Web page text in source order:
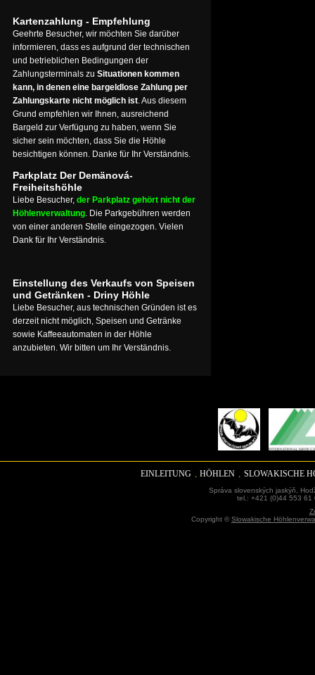
Kartenzahlung - Empfehlung
Geehrte Besucher, wir möchten Sie darüber
informieren, dass es aufgrund der technischen
und betrieblichen Bedingungen der
Zahlungsterminals zu Situationen kommen
kann, in denen eine bargeldlose Zahlung per
Zahlungskarte nicht möglich ist. Aus diesem
Grund empfehlen wir Ihnen, ausreichend
Bargeld zur Verfügung zu haben, wenn Sie
sicher sein möchten, dass Sie die Höhle
besichtigen können. Danke für Ihr Verständnis.
Parkplatz Der Demänová-
Freiheitshöhle
Liebe Besucher, der Parkplatz gehört nicht der
Höhlenverwaltung. Die Parkgebühren werden
von einer anderen Stelle eingezogen. Vielen
Dank für Ihr Verständnis.
Einstellung des Verkaufs von Speisen
und Getränken - Driny Höhle
Liebe Besucher, aus technischen Gründen ist es
derzeit nicht möglich, Speisen und Getränke
sowie Kaffeeautomaten in der Höhle
anzubieten. Wir bitten um Ihr Verständnis.
EINLEITUNG HÖHLEN SLOWAKISCHE
Správa slovenských jaskýň,
tel.: +421 (0)44 553
Copyright ©Slowakische